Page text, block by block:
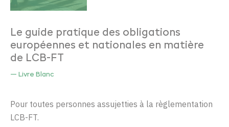
Le guide pratique des obligations
européennes et nationales en matière
de LCB-FT
— Livre Blanc
Pour toutes personnes assujetties à la règlementation
LCB-FT.